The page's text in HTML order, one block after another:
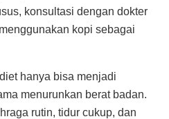
konsultasi dengan dokter
kopi sebagai
hanya bisa menjadi
menurunkan berat badan.
rutin, tidur cukup, dan